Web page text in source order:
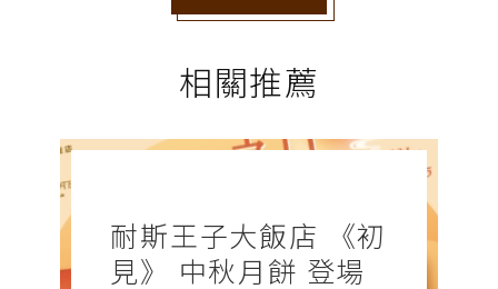
相關推薦
耐斯王子大飯店 《初
見》 中秋月餅 登場